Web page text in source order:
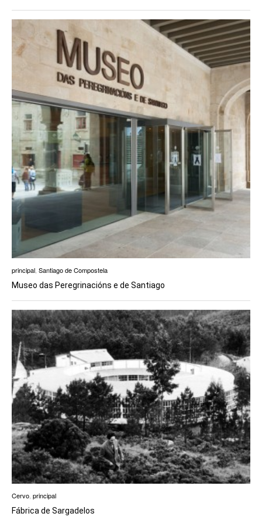
principal Santiago de Compostela
Museo das Peregrinacións e de Santiago
Cervo, principal
Fábrica de Sargadelos